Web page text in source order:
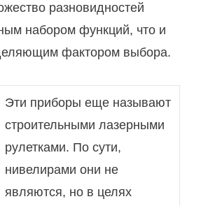
разновидностей
набором функций, что и
фактором выбора.
Эти приборы еще называют
строительными лазерными
рулетками. По сути,
нивелирами они не
являются, но в целях